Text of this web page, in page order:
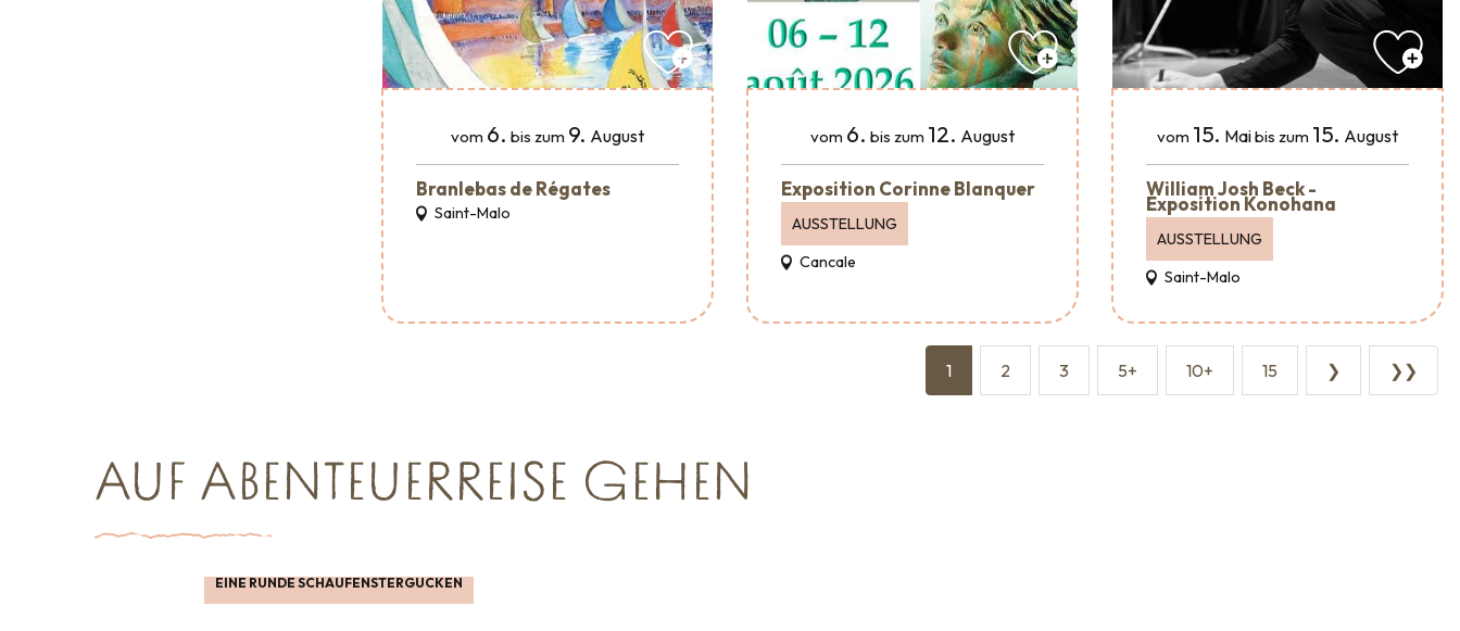
vom 6. bis zum 9. August
Branlebas de Régates
Saint-Malo
vom 6. bis zum 12. August
Exposition Corinne Blanquer
AUSSTELLUNG
Cancale
vom 15. Maibis zum 15. August
William Josh Beck -
Exposition Konohana
AUSSTELLUNG
Saint-Malo
1 2 3 5+ 10+ 15 ❯ ❯❯
AUF ABENTEUERREISE GEHEN
EINE RUNDE SCHAUFENSTERGUCKEN